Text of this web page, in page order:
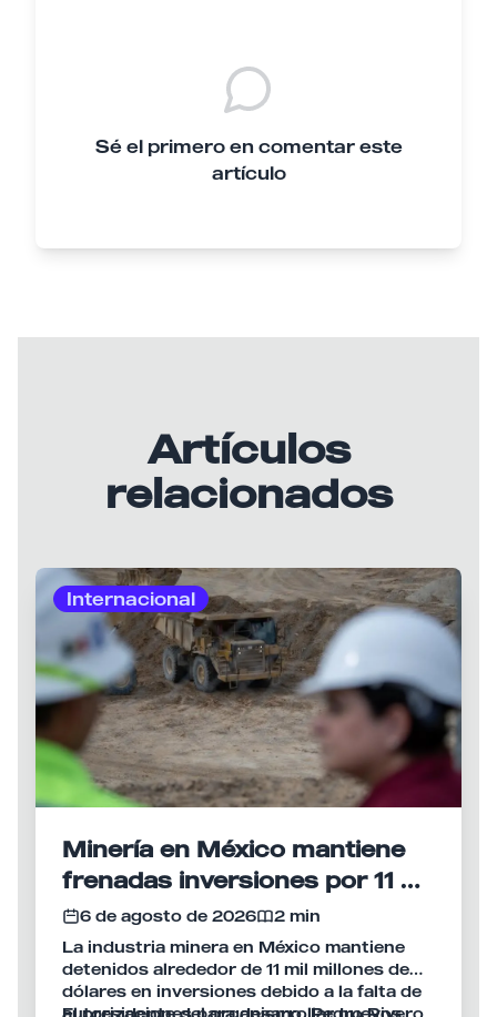
Sé el primero en comentar este
artículo
Artículos
relacionados
Internacional
Minería en México mantiene
frenadas inversiones por 11 mil
mdd
6 de agosto de 2026
2 min
La industria minera en México mantiene
detenidos alrededor de 11 mil millones de
dólares en inversiones debido a la falta de
autorizaciones para desarrollar nuevos
El presidente del organismo, Pedro Rivero,